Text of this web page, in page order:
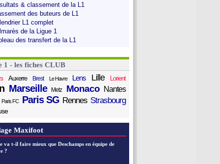
& classement de la L1
des buteurs de L1
L1 complet
de la Ligue 1
des transfert de la L1
1 - les fiches CLUB
Auxerre Brest Le Havre Lens Lille Lorient
Marseille Metz Monaco Nantes
Paris FC Paris SG Rennes Strasbourg
Maxifoot
va t-il faire mieux que Deschamps en équipe de
?